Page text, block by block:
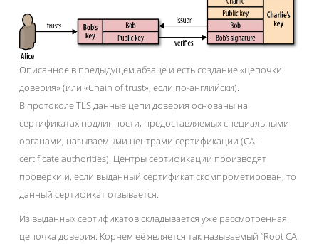
Описанное в предыдущем абзаце и есть создание «цепочки
доверия» (или «Chain of trust», если по-английски).
В протоколе TLS данные цепи доверия основаны на
сертификатах подлинности, предоставляемых специальными
органами, называемыми центрами сертификации (CA –
certificate authorities). Центры сертификации производят
проверки и, если выданный сертификат скомпрометирован, то
данный сертификат отзывается.
Из выданных сертификатов складывается уже рассмотренная
цепочка доверия. Корнем её является так называемый “Root CA